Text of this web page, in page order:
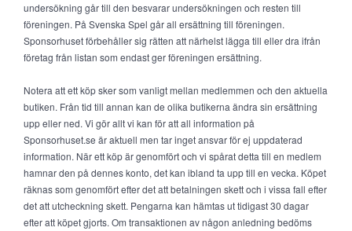
undersökning går till den besvarar undersökningen och resten till
föreningen. På Svenska Spel går all ersättning till föreningen.
Sponsorhuset förbehåller sig rätten att närhelst lägga till eller dra ifrån
företag från listan som endast ger föreningen ersättning.
Notera att ett köp sker som vanligt mellan medlemmen och den aktuella
butiken. Från tid till annan kan de olika butikerna ändra sin ersättning
upp eller ned. Vi gör allt vi kan för att all information på
Sponsorhuset.se är aktuell men tar inget ansvar för ej uppdaterad
information. När ett köp är genomfört och vi spårat detta till en medlem
hamnar den på dennes konto, det kan ibland ta upp till en vecka. Köpet
räknas som genomfört efter det att betalningen skett och i vissa fall efter
det att utcheckning skett. Pengarna kan hämtas ut tidigast 30 dagar
efter att köpet gjorts. Om transaktionen av någon anledning bedöms